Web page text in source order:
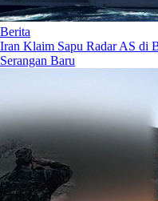
Berita
Iran Klaim Sapu Radar AS di
Serangan Baru